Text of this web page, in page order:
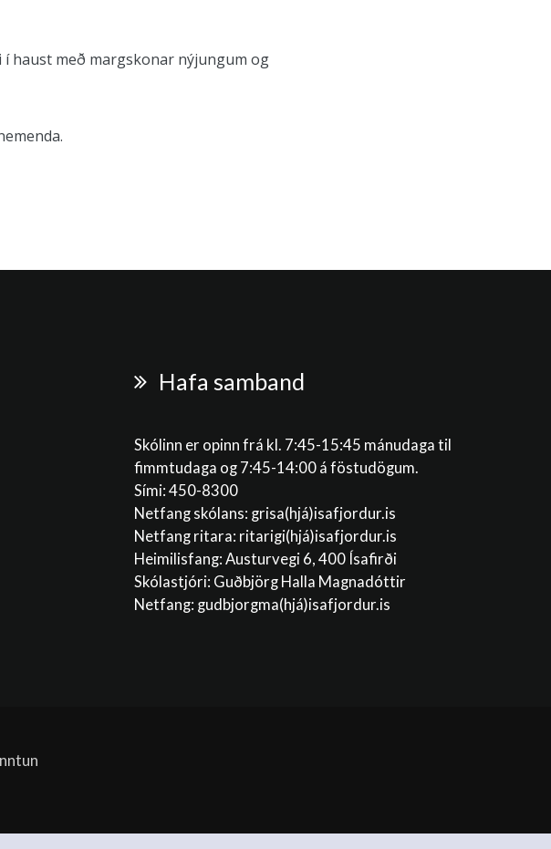
haust með margskonar nýjungum og
Hafa samband
Skólinn er opinn frá kl. 7:45-15:45 mánudaga til
fimmtudaga og 7:45-14:00 á föstudögum.
Sími: 450-8300
Netfang skólans: grisa(hjá)isafjordur.is
Netfang ritara: ritarigi(hjá)isafjordur.is
Heimilisfang: Austurvegi 6, 400 Ísafirði
Skólastjóri: Guðbjörg Halla Magnadóttir
Netfang: gudbjorgma(hjá)isafjordur.is